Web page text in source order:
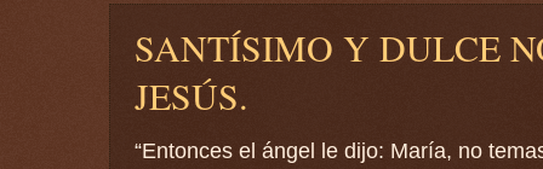
SANTÍSIMO Y DULCE
JESÚS.
“Entonces el ángel le dijo: María, no